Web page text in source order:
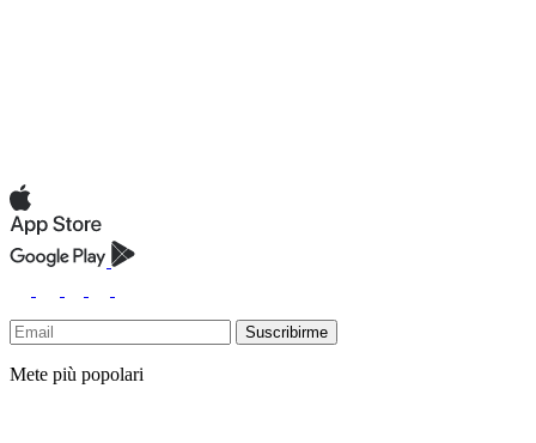
Suscribirme
Mete più popolari